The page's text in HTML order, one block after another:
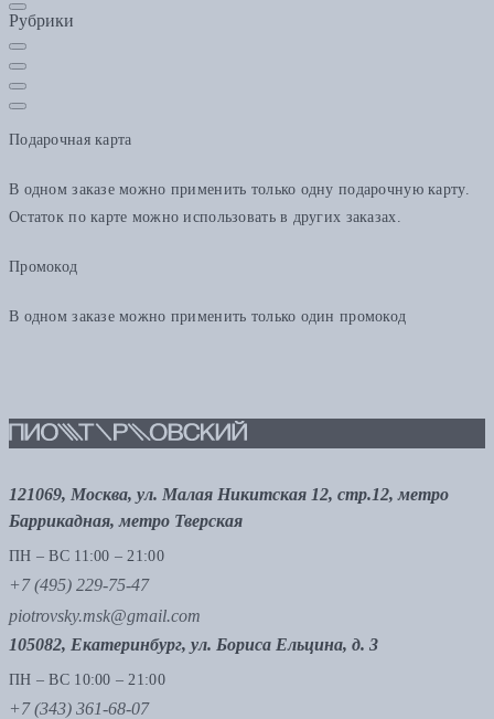
Рубрики
Подарочная карта
В одном заказе можно применить только одну подарочную карту.
Остаток по карте можно использовать в других заказах.
Промокод
В одном заказе можно применить только один промокод
121069, Москва, ул. Малая Никитская 12, стр.12, метро
Баррикадная, метро Тверская
ПН – ВС 11:00 – 21:00
+7 (495) 229-75-47
piotrovsky.msk@gmail.com
105082, Екатеринбург, ул. Бориса Ельцина, д. 3
ПН – ВС 10:00 – 21:00
+7 (343) 361-68-07